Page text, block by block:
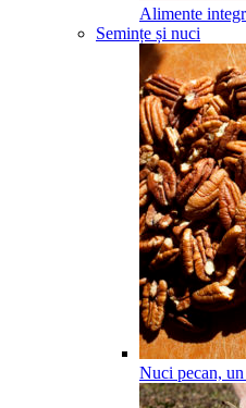
Alimente
Semințe și nuci
Nuci pecan,